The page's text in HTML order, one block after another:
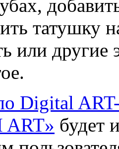
татушку
или
Digital
ART» будет